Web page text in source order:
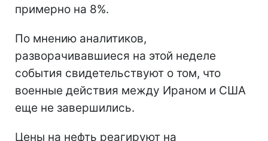
примерно на 8%.
По мнению аналитиков,
разворачивавшиеся на этой неделе
события свидетельствуют о том, что
военные действия между Ираном и США
еще не завершились.
Цены на нефть реагируют на